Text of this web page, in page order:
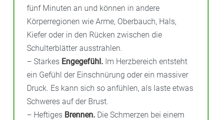
fünf Minuten an und können in andere
Körperregionen wie Arme, Oberbauch, Hals,
Kiefer oder in den Rücken zwischen die
Schulterblätter ausstrahlen.
– Starkes Engegefühl. Im Herzbereich entsteht
ein Gefühl der Einschnürung oder ein massiver
Druck. Es kann sich so anfühlen, als laste etwas
Schweres auf der Brust.
– Heftiges Brennen. Die Schmerzen bei einem